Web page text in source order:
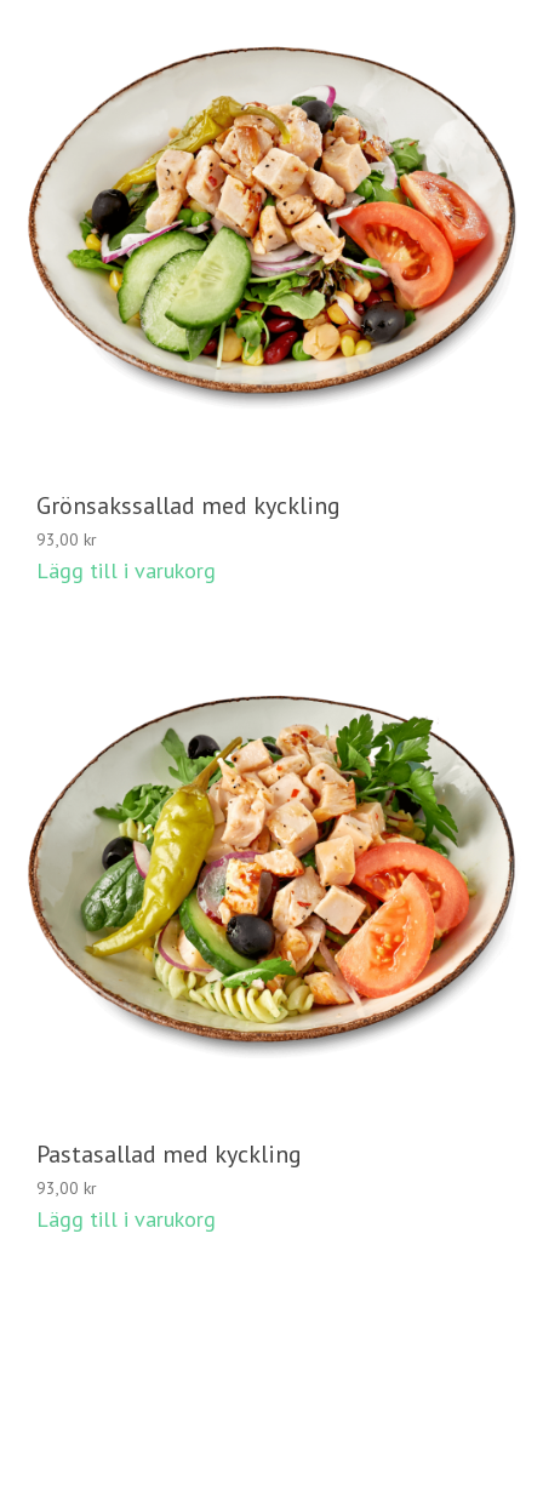
Grönsakssallad med kyckling
93,00 kr
Lägg till i varukorg
Pastasallad med kyckling
93,00 kr
Lägg till i varukorg